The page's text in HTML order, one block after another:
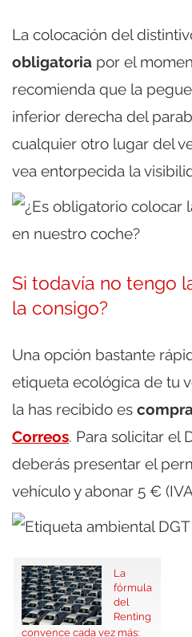
La colocación del
obligatoria por el
recomienda que la
inferior derecha del
cualquier otro lugar del
vea entorpecida la
Si todavía no tengo
la consigo?
Una opción bastante
etiqueta ecológica de tu
la has recibido es
Correos. Para solicitar el
deberás presentar el
vehículo y abonar 5 €
La
fórmula
del
Renting
convence cada vez más: